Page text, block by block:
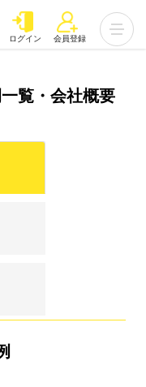
ログイン 会員登録
覧・会社概要